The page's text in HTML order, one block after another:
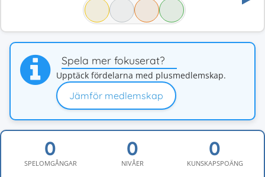
Spela mer fokuserat?
Upptäck fördelarna med plusmedlemskap.
Jämför medlemskap
SPELOMGÅNGAR NIVÅER KUNSKAPSPOÄNG